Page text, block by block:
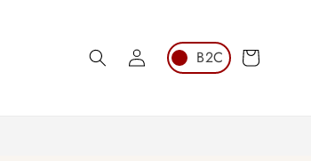
Prisijunkite Krepšelis